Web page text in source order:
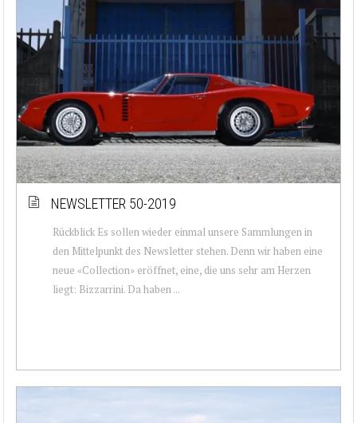
NEWSLETTER 50-2019
Rückblick Es sollen wieder einmal unsere Sammlungen in
den Mittelpunkt des Newsletter stehen. Denn wir haben eine
neue «Collection» eröffnet, eine, die uns sehr am Herzen
liegt: Bizzarrini. Da haben ...